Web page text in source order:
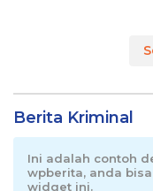
Berita Kriminal
Ini adalah contoh
wpberita, anda
widget ini.